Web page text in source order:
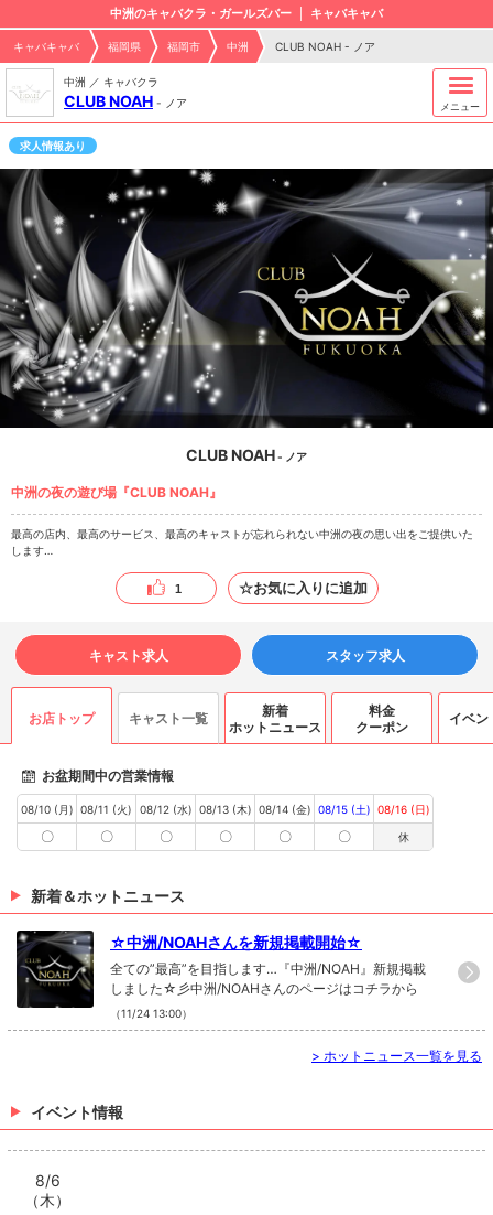
中洲のキャバクラ・ガールズバー キャバキャバ
キャバキャバ 福岡県 福岡市 中洲 CLUB NOAH - ノア
中洲 ／ キャバクラ
CLUB NOAH - ノア メニュー
求人情報あり
CLUB NOAH- ノア
中洲の夜の遊び場『CLUB NOAH』
最高の店内、最高のサービス、最高のキャストが忘れられない中洲の夜の思い出をご提供いた
します…
1 ☆お気に入りに追加
キャスト求人 スタッフ求人
お店トップ キャスト一覧
新着
ホットニュース
料金
クーポン
イベン
お盆期間中の営業情報
08/10 (月)
〇
08/11 (火)
〇
08/12 (水)
〇
08/13 (木)
〇
08/14 (金)
〇
08/15 (土)
〇
08/16 (日)
休
新着＆ホットニュース
☆中洲/NOAHさんを新規掲載開始☆
全ての”最高”を目指します…『中洲/NOAH』新規掲載
しました☆彡中洲/NOAHさんのページはコチラから
（11/24 13:00）
> ホットニュース一覧を見る
イベント情報
8/6
（木）